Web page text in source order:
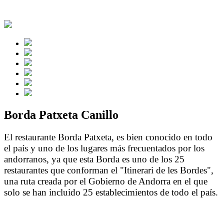
Borda Patxeta Canillo
El restaurante Borda Patxeta, es bien conocido en todo
el país y uno de los lugares más frecuentados por los
andorranos, ya que esta Borda es uno de los 25
restaurantes que conforman el "Itinerari de les Bordes",
una ruta creada por el Gobierno de Andorra en el que
solo se han incluido 25 establecimientos de todo el país.